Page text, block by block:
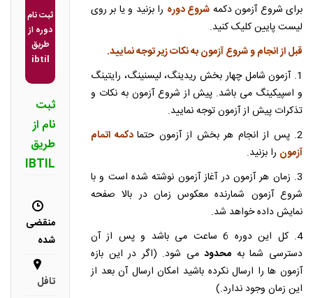
برای شروع آزمون دکمه شروع دوره را بزنید و یا بر روی
لیست پایین کلیک کنید.
قبل از انجام و شروع آزمون به نکات زیر توجه نمایید.
1. آزمون شامل چهار بخش ریدینگ، لیسنینگ، رایتینگ
و اسپیکینگ می باشد. پیش از شروع آزمون به نکات و
تذکرات پیش از آزمون توجه نمایید.
2. پس از انجام هر بخش از آزمون حتما
دکمه اتمام
آزمون را بزنید.
3. زمان هر آزمون در آغاز آزمون نوشته شده است و با
شروع آزمون شمارنده معکوس زمان در بالا صفحه
نمایش داده خواهد شد.
4. کل این دوره 6 ساعت می باشد و پس از آن
دسترسی شما به محدودمی شود. (اگر در این بازه
آزمون ها را ارسال نکرده باشید امکان ارسال آن بعد از
این زمان وجود ندارد.)
ثبت نام
دوره از
طریق
ibtil
ثبت
نام از
طریق
IBTIL
منقضی
شده
تافل